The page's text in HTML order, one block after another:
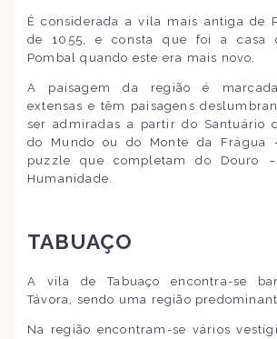
É considerada a vila mais antiga de
de 1055, e consta que foi a casa
Pombal quando este era mais novo.
A paisagem da região é
extensas e têm paisagens
ser admiradas a partir do Santuário
do Mundo ou do Monte da Frágua
puzzle que completam do Douro
Humanidade.
TABUAÇO
A vila de Tabuaço encontra-se
Távora, sendo uma região
Na região encontram-se vários